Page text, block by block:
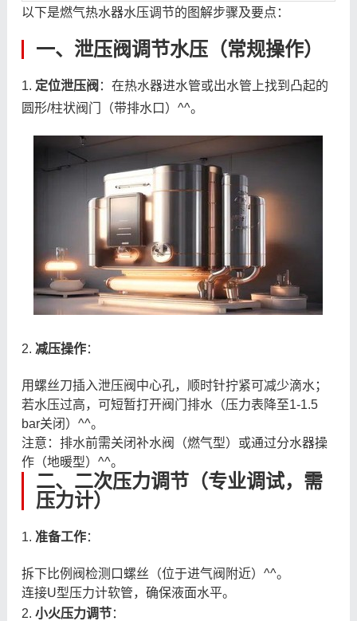
以下是燃气热水器水压调节的图解步骤及要点：
一、泄压阀调节水压（常规操作）
1. 定位泄压阀 ：在热水器进水管或出水管上找到凸起的
圆形/柱状阀门（带排水口）^^。
2. 减压操作：
用螺丝刀插入泄压阀中心孔，顺时针拧紧可减少滴水；
若水压过高，可短暂打开阀门排水（压力表降至1-1.5
bar关闭）^^。
注意：排水前需关闭补水阀（燃气型）或通过分水器操
作（地暖型）^^。
二、二次压力调节（专业调试，需
压力计）
1. 准备工作：
拆下比例阀检测口螺丝（位于进气阀附近）^^。
连接U型压力计软管，确保液面水平。
2. 小火压力调节：